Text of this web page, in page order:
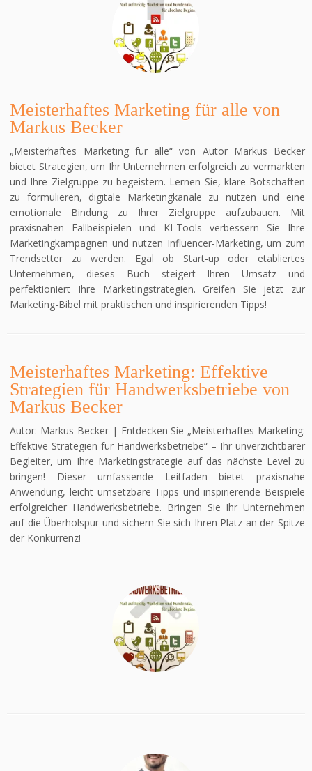
Meisterhaftes Marketing für alle von
Markus Becker
„Meisterhaftes Marketing für alle“ von Autor Markus Becker
bietet Strategien, um Ihr Unternehmen erfolgreich zu vermarkten
und Ihre Zielgruppe zu begeistern. Lernen Sie, klare Botschaften
zu formulieren, digitale Marketingkanäle zu nutzen und eine
emotionale Bindung zu Ihrer Zielgruppe aufzubauen. Mit
praxisnahen Fallbeispielen und KI-Tools verbessern Sie Ihre
Marketingkampagnen und nutzen Influencer-Marketing, um zum
Trendsetter zu werden. Egal ob Start-up oder etabliertes
Unternehmen, dieses Buch steigert Ihren Umsatz und
perfektioniert Ihre Marketingstrategien. Greifen Sie jetzt zur
Marketing-Bibel mit praktischen und inspirierenden Tipps!
Meisterhaftes Marketing: Effektive
Strategien für Handwerksbetriebe von
Markus Becker
Autor: Markus Becker | Entdecken Sie „Meisterhaftes Marketing:
Effektive Strategien für Handwerksbetriebe“ – Ihr unverzichtbarer
Begleiter, um Ihre Marketingstrategie auf das nächste Level zu
bringen! Dieser umfassende Leitfaden bietet praxisnahe
Anwendung, leicht umsetzbare Tipps und inspirierende Beispiele
erfolgreicher Handwerksbetriebe. Bringen Sie Ihr Unternehmen
auf die Überholspur und sichern Sie sich Ihren Platz an der Spitze
der Konkurrenz!